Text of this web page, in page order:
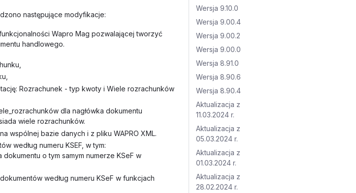
następujące modyfikacje:
Wapro Mag pozwalającej tworzyć
handlowego.
Rozrachunek - typ kwoty i Wiele rozrachunków
dla nagłówka dokumentu
wiele rozrachunków.
wspólnej bazie danych i z pliku WAPRO XML.
według numeru KSEF, w tym:
o tym samym numerze KSeF w
według numeru KSeF w funkcjach
Wersja 9.10.0
Wersja 9.00.4
Wersja 9.00.2
Wersja 9.00.0
Wersja 8.91.0
Wersja 8.90.6
Wersja 8.90.4
Aktualizacja z
11.03.2024 r.
Aktualizacja z
05.03.2024 r.
Aktualizacja z
01.03.2024 r.
Aktualizacja z
28.02.2024 r.